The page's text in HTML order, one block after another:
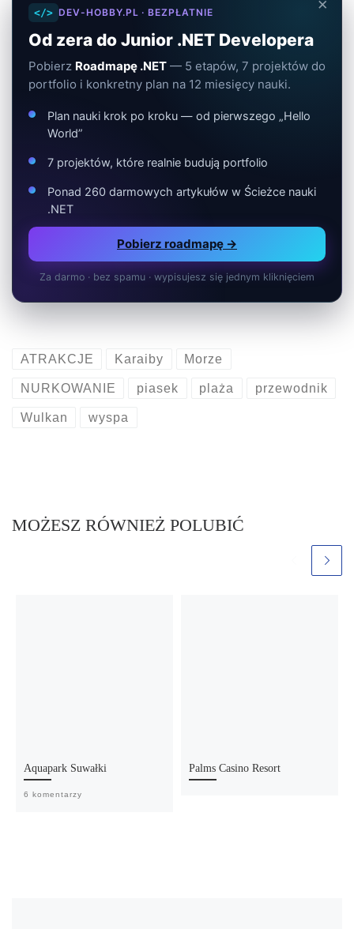
</> DEV-HOBBY.PL · BEZPŁATNIE
Od zera do Junior .NET Developera
Pobierz Roadmapę .NET — 5 etapów, 7 projektów do
portfolio i konkretny plan na 12 miesięcy nauki.
Plan nauki krok po kroku — od pierwszego „Hello
World”
7 projektów, które realnie budują portfolio
Ponad 260 darmowych artykułów w Ścieżce nauki
.NET
Pobierz roadmapę →
Za darmo · bez spamu · wypisujesz się jednym kliknięciem
ATRAKCJE Karaiby Morze
NURKOWANIE piasek plaża przewodnik
Wulkan wyspa
MOŻESZ RÓWNIEŻ POLUBIĆ
Aquapark Suwałki
6 komentarzy
Palms Casino Resort